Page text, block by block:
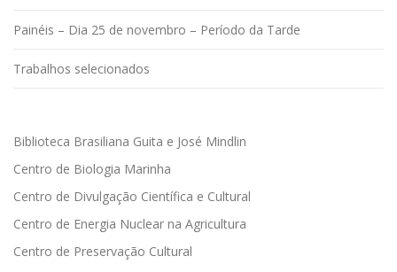
Painéis – Dia 25 de novembro – Período da Tarde
Trabalhos selecionados
Biblioteca Brasiliana Guita e José Mindlin
Centro de Biologia Marinha
Centro de Divulgação Científica e Cultural
Centro de Energia Nuclear na Agricultura
Centro de Preservação Cultural